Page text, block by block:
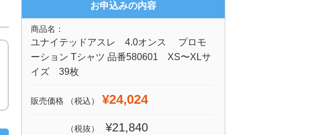
お申込みの内容
商品名：
ユナイテッドアスレ 4.0オンス プロモ
ーション Tシャツ 品番580601 XS〜XLサ
イズ 39枚
販売価格 （税込） ¥24,024
（税抜） ¥21,840